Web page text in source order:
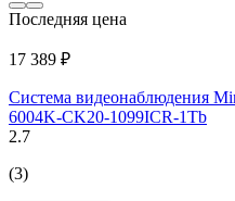
Последняя цена
17 389 ₽
Система видеонаблюдения
6004K-CK20-1099ICR-1Tb
2.7
(3)